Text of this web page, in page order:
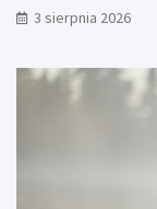
3 sierpnia 2026